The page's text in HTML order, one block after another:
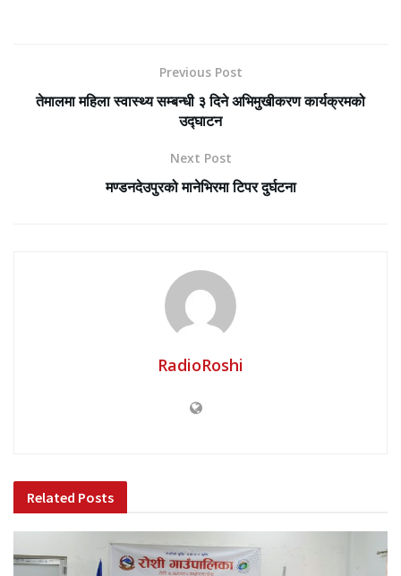
Previous Post
तेमालमा महिला स्वास्थ्य सम्बन्धी ३ दिने अभिमुखीकरण कार्यक्रमको
उद्घाटन
Next Post
मण्डनदेउपुरको मानेभिरमा टिपर दुर्घटना
RadioRoshi
Related Posts